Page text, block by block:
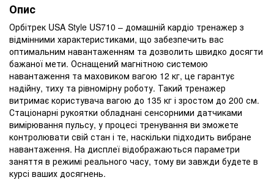
Опис
Орбітрек USA Style US710 – домашній кардіо тренажер з
відмінними характеристиками, що забезпечить вас
оптимальним навантаженням та дозволить швидко досягти
бажаної мети. Оснащений магнітною системою
навантаження та маховиком вагою 12 кг, це гарантує
надійну, тиху та рівномірну роботу. Такий тренажер
витримає користувача вагою до 135 кг і зростом до 200 см.
Стаціонарні рукоятки обладнані сенсорними датчиками
вимірювання пульсу, у процесі тренування ви зможете
контролювати свій стан і те, наскільки підходить вибране
навантаження. На дисплеї відображаються параметри
заняття в режимі реального часу, тому ви завжди будете в
курсі ваших досягнень.